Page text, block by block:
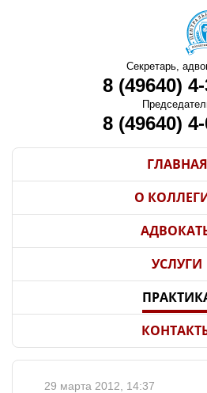
Секретарь,
8 (49640)
8 (49640)
ГЛАВНАЯ
О
УСЛУГИ
29 марта 2012, 14:37